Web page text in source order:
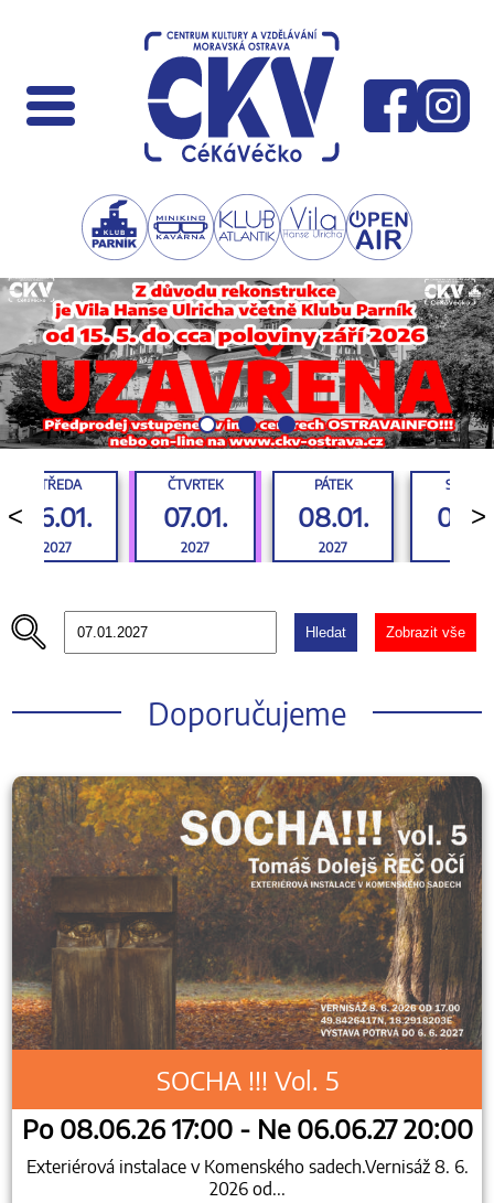
<
STŘEDA
06.01.
2027
ČTVRTEK
07.01.
2027
PÁTEK
08.01.
2027
>
Hledat Zobrazit vše
Doporučujeme
SOCHA !!! Vol. 5
Po 08.06.26 17:00 - Ne 06.06.27 20:00
Exteriérová instalace v Komenského sadech.Vernisáž 8. 6.
2026 od...